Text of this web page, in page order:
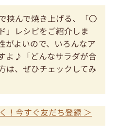
挟んで焼き上げる、「〇
」レシピをご紹介しま
がよいので、いろんなア
よ♪「どんなサラダが合
は、ぜひチェックしてみ
！今すぐ友だち登録 ＞